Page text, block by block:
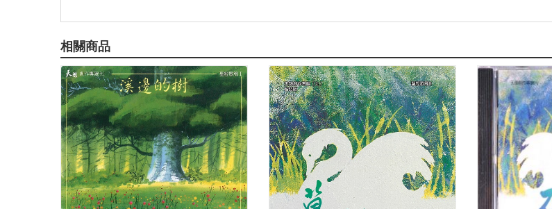
相關商品